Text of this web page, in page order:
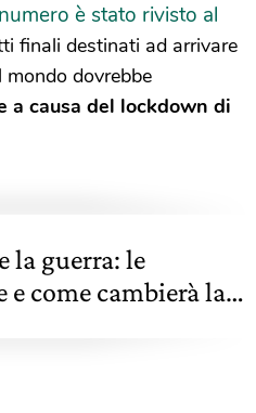
è stato rivisto al
finali destinati ad arrivare
dovrebbe
a causa del lockdown di
la guerra: le
come cambierà la